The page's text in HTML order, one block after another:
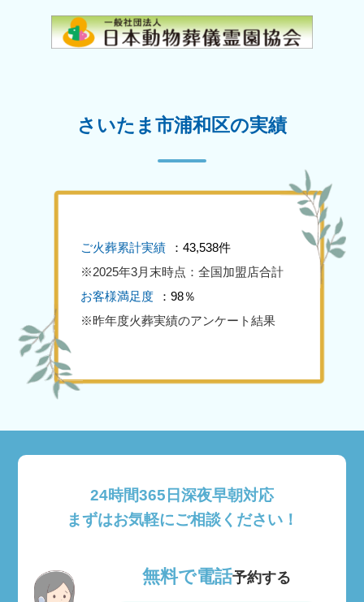
さいたま市浦和区の実績
ご火葬累計実績
：43,538件
※2025年3月末時点：全国加盟店合計
お客様満足度
：98％
※昨年度火葬実績のアンケート結果
24時間365日深夜早朝対応
まずはお気軽にご相談ください！
無料で電話予約する